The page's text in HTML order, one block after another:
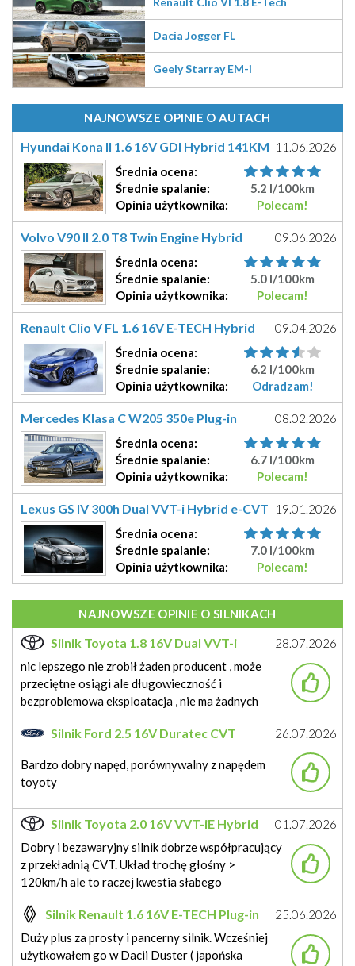
Dacia Jogger FL
Geely Starray EM-i
NAJNOWSZE OPINIE O AUTACH
NAJNOWSZE OPINIE O SILNIKACH
Hyundai Kona II 1.6 16V GDI Hybrid 141KM
(G4LE)
11.06.2026
Średnia ocena:
Średnie spalanie:
5.2 l/100km
Opinia użytkownika: Polecam!
Silnik Toyota 1.8 16V Dual VVT-i
Hybrid 122KM 2ZR-FXE
28.07.2026
nic lepszego nie zrobił żaden producent , może
przeciętne osiągi ale długowieczność i
bezproblemowa eksploatacja , nie ma żadnych
problemów, spalanie bdb, problemy nie znane ,
mechanik , tylko przy wymianie oleju z filtrami ecvt
minus to aku 12 v , trzeba większy
Volvo V90 II 2.0 T8 Twin Engine Hybrid
390KM (B4204T34)
09.06.2026
Średnia ocena:
Średnie spalanie:
5.0 l/100km
Opinia użytkownika: Polecam!
Silnik Ford 2.5 16V Duratec CVT
26.07.2026
Bardzo dobry napęd, porównywalny z napędem
toyoty
Renault Clio V FL 1.6 16V E-TECH Hybrid
MultiMode 143KM (H4M)
09.04.2026
Średnia ocena:
Średnie spalanie:
6.2 l/100km
Opinia użytkownika: Odradzam!
Silnik Toyota 2.0 16V VVT-iE Hybrid
184KM M20A-FXS
01.07.2026
Dobry i bezawaryjny silnik dobrze współpracujący
z przekładnią CVT. Układ trochę głośny >
120km/h ale to raczej kwestia słabego
wygłuszenia. Do charakterystycznego ,
monotonnego dźwięku przy przyśpieszaniu
(nazywanego przez niektórych wyciem) można się
przyzwyczaić, szczególnie , że daje się to słyszeć
Mercedes Klasa C W205 350e Plug-in
Hybrid 279KM (M274.92)
08.02.2026
Średnia ocena:
Średnie spalanie:
6.7 l/100km
Opinia użytkownika: Polecam!
Silnik Renault 1.6 16V E-TECH Plug-in
Hybrid 158/160KM H4M
25.06.2026
Duży plus za prosty i pancerny silnik. Wcześniej
użytkowałem go w Dacii Duster ( japońska
Lexus GS IV 300h Dual VVT-i Hybrid e-CVT
223KM (2AR-FSE)
19.01.2026
Średnia ocena:
Średnie spalanie:
7.0 l/100km
Opinia użytkownika: Polecam!